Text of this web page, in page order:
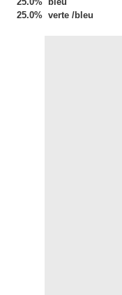
25.0% verte /bleu